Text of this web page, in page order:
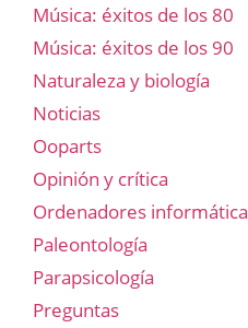
Música: éxitos de los 80
Música: éxitos de los 90
Naturaleza y biología
Noticias
Ooparts
Opinión y crítica
Ordenadores informática
Paleontología
Parapsicología
Preguntas